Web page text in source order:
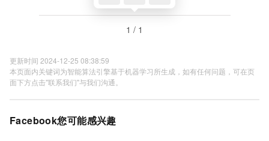
1 / 1
更新时间 2024-12-25 08:38:59
本页面内关键词为智能算法引擎基于机器学习所生成，如有任何问题，可在页
面下方点击"联系我们"与我们沟通。
Facebook您可能感兴趣